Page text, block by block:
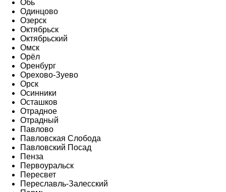
Обь
Одинцово
Озерск
Октябрьск
Октябрьский
Омск
Орёл
Оренбург
Орехово-Зуево
Орск
Осинники
Осташков
Отрадное
Отрадный
Павлово
Павловская Слобода
Павловский Посад
Пенза
Первоуральск
Пересвет
Переславль-Залесский